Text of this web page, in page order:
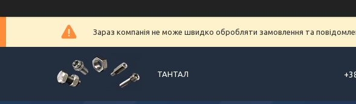
Зараз компанія не може швидко обробляти замовлення та
ТАНТАЛ